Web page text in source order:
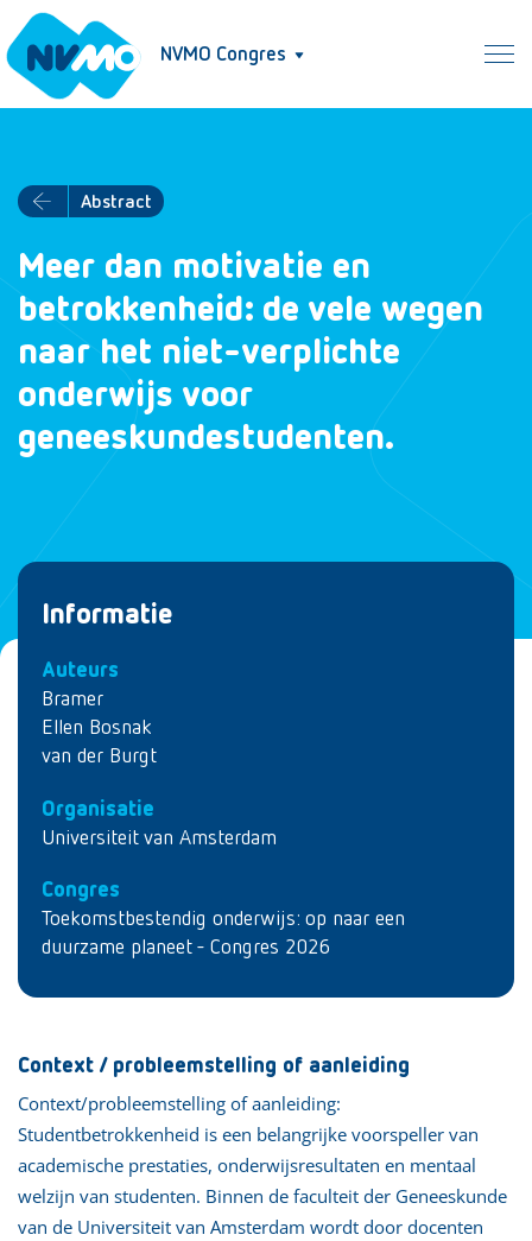
NVMO Congres
Abstract
Meer dan motivatie en
betrokkenheid: de vele wegen
naar het niet-verplichte
onderwijs voor
geneeskundestudenten.
Informatie
Auteurs
Bramer
Ellen Bosnak
van der Burgt
Organisatie
Universiteit van Amsterdam
Congres
Toekomstbestendig onderwijs: op naar een
duurzame planeet - Congres 2026
Context / probleemstelling of aanleiding
Context/probleemstelling of aanleiding:
Studentbetrokkenheid is een belangrijke voorspeller van
academische prestaties, onderwijsresultaten en mentaal
welzijn van studenten. Binnen de faculteit der Geneeskunde
van de Universiteit van Amsterdam wordt door docenten